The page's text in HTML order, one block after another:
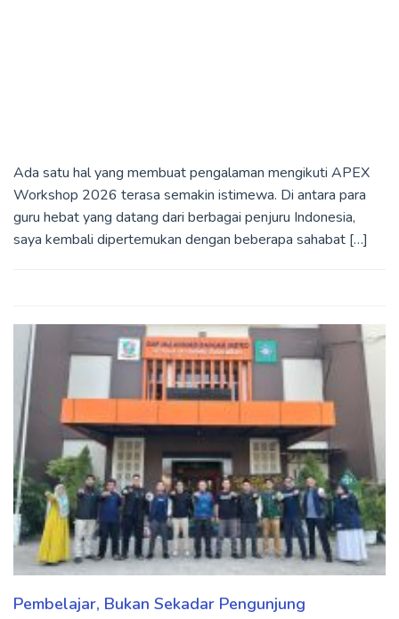
Ada satu hal yang membuat pengalaman mengikuti APEX
Workshop 2026 terasa semakin istimewa. Di antara para
guru hebat yang datang dari berbagai penjuru Indonesia,
saya kembali dipertemukan dengan beberapa sahabat […]
Pembelajar, Bukan Sekadar Pengunjung